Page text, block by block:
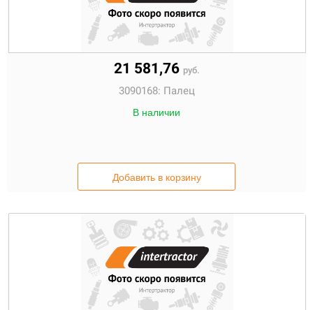
21 581,76 руб.
3090168: Палец
В наличии
Добавить в корзину